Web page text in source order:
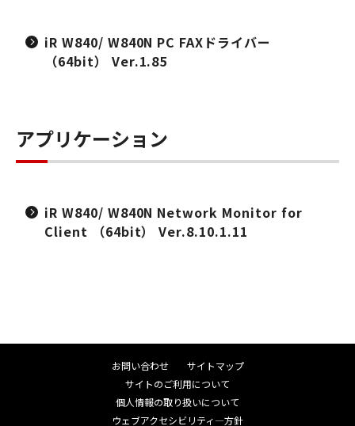
iR W840/ W840N PC FAXドライバー
（64bit） Ver.1.85
アプリケーション
iR W840/ W840N Network Monitor for
Client （64bit） Ver.8.10.1.11
お問い合わせ
サイトマップ
サイトのご利用について
個人情報の取り扱いについて
ウェブアクセシビリティ―方針